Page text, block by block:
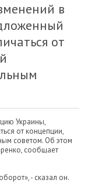
в
от
Украины,
от концепции,
советом. Об этом
сообщает
- сказал он.